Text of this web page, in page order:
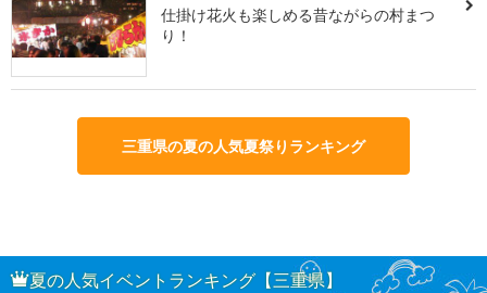
仕掛け花火も楽しめる昔ながらの村まつ
り！
三重県の夏の人気夏祭りランキング
夏の人気イベントランキング【三重県】